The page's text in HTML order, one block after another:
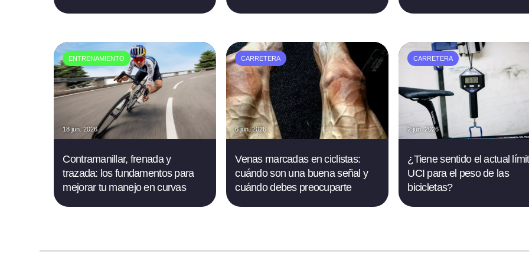
ENTRENAMIENTO
18 jun. 2026
Contramanillar, frenada y
trazada: los fundamentos para
mejorar tu manejo en curvas
CARRETERA
6 jun. 2026
Venas marcadas en ciclistas:
cuándo son una buena señal y
cuándo debes preocuparte
CARRETERA
2 jun. 2026
¿Tiene sentido el actual
UCI para el peso de las
bicicletas?